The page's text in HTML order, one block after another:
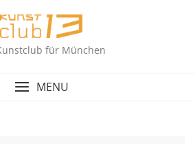
für München
MENU